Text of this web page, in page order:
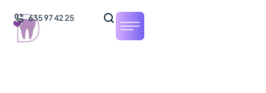
635 97 42 25